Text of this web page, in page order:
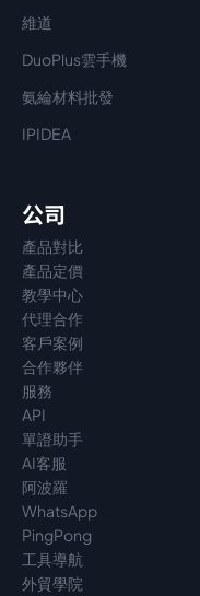
維道
DuoPlus雲手機
氨綸材料批發
IPIDEA
公司
產品對比
產品定價
教學中心
代理合作
客戶案例
合作夥伴
服務
API
單證助手
AI客服
阿波羅
WhatsApp
PingPong
工具導航
外貿學院